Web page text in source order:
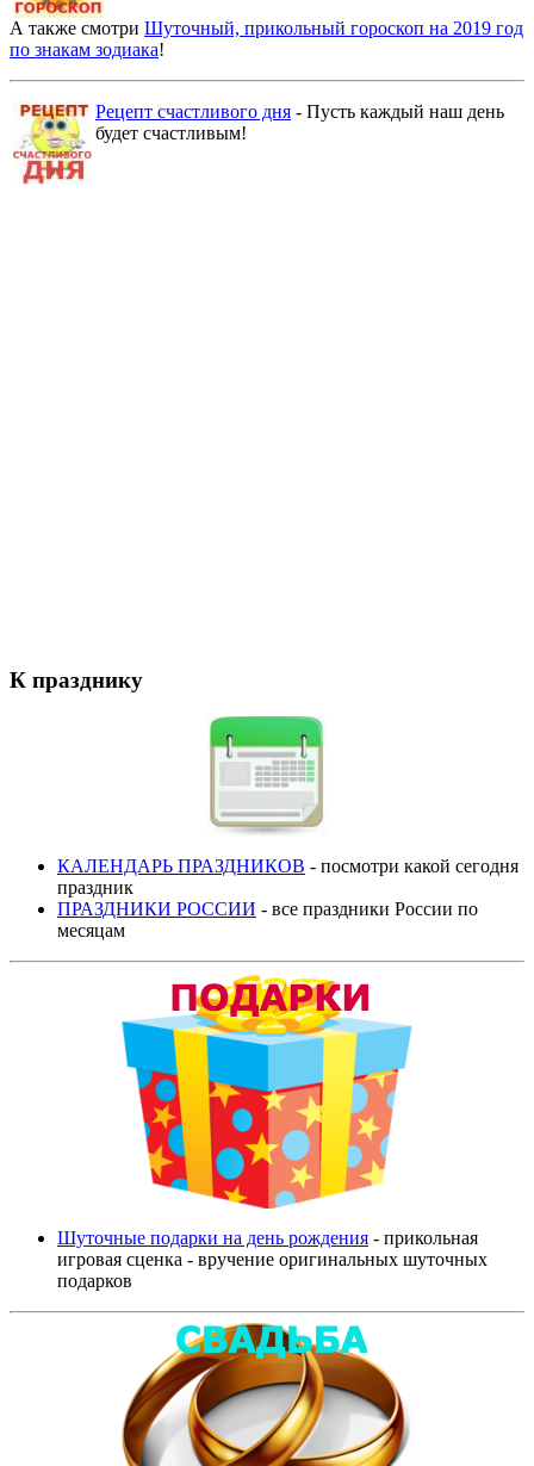
А также смотри Шуточный, прикольный гороскоп на 2019 год
по знакам зодиака!
Рецепт счастливого дня - Пусть каждый наш день
будет счастливым!
К празднику
КАЛЕНДАРЬ ПРАЗДНИКОВ - посмотри какой сегодня
праздник
ПРАЗДНИКИ РОССИИ - все праздники России по
месяцам
Шуточные подарки на день рождения - прикольная
игровая сценка - вручение оригинальных шуточных
подарков